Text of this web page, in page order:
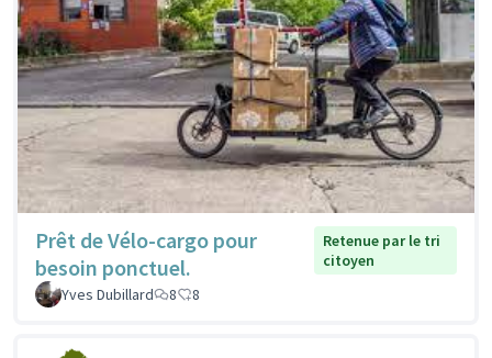
Prêt de Vélo-cargo pour
besoin ponctuel.
Retenue par le tri
citoyen
Yves Dubillard
8 8